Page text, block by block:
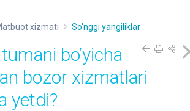
xizmati So'nggi yangiliklar
bo‘yicha
bozor xizmatlari
yetdi?